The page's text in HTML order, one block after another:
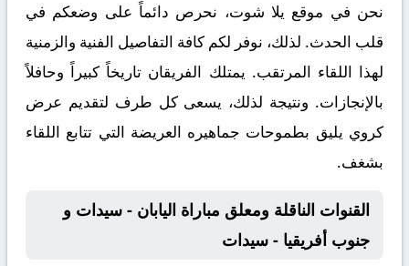
نحن في موقع يلا شوت، نحرص دائماً على وضعكم في
قلب الحدث. لذلك، نوفر لكم كافة التفاصيل الفنية والزمنية
لهذا اللقاء المرتقب. يمتلك الفريقان تاريخاً كبيراً وحافلاً
بالإنجازات. ونتيجة لذلك، يسعى كل طرف لتقديم عرض
كروي يليق بطموحات جماهيره العريضة التي تتابع اللقاء
بشغف.
القنوات الناقلة ومعلق مباراة اليابان - سيدات و
جنوب أفريقيا - سيدات